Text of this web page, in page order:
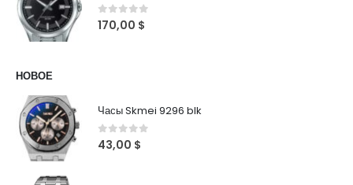
0out of 5
170,00 $
НОВОЕ
Часы Skmei 9296 blk
0 out of 5
43,00 $